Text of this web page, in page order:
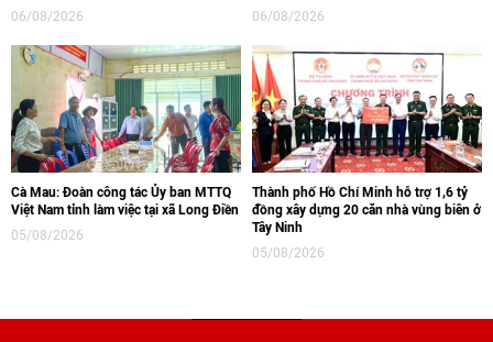
06/08/2026
06/08/2026
Cà Mau: Đoàn công tác Ủy ban MTTQ
Việt Nam tỉnh làm việc tại xã Long Điền
05/08/2026
Thành phố Hồ Chí Minh hỗ trợ 1,6 tỷ
đồng xây dựng 20 căn nhà vùng biên ở
Tây Ninh
05/08/2026